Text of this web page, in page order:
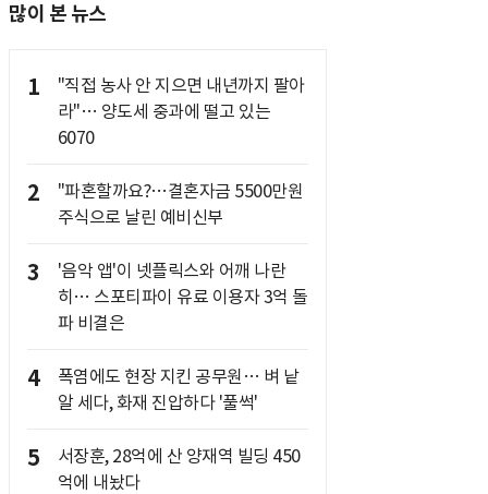
많이 본 뉴스
1
"직접 농사 안 지으면 내년까지 팔아
라"… 양도세 중과에 떨고 있는
6070
2
"파혼할까요?…결혼자금 5500만원
주식으로 날린 예비신부
3
'음악 앱'이 넷플릭스와 어깨 나란
히… 스포티파이 유료 이용자 3억 돌
파 비결은
4
폭염에도 현장 지킨 공무원… 벼 낱
알 세다, 화재 진압하다 '풀썩'
5
서장훈, 28억에 산 양재역 빌딩 450
억에 내놨다